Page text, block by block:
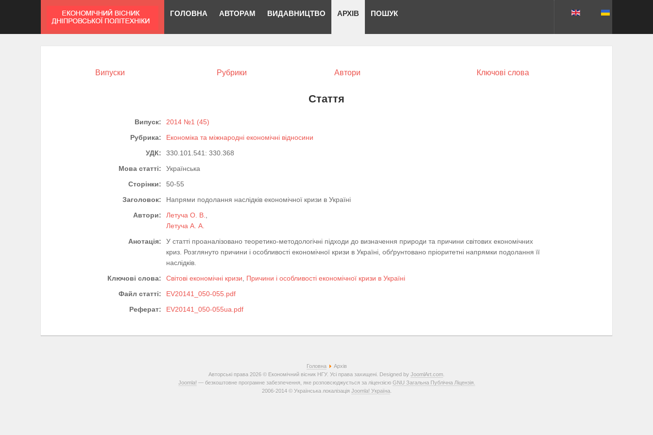
ГОЛОВНА АВТОРАМ ВИДАВНИЦТВО АРХІВ ПОШУК
Випуски Рубрики Автори Ключові слова
Стаття
Випуск:
2014 №1 (45)
Рубрика:
Економіка та міжнародні економічні відносини
УДК:
330.101.541: 330.368
Мова статті:
Українська
Сторінки:
50-55
Заголовок:
Напрями подолання наслідків економічної кризи в Україні
Автори:
Летуча О. В.
Летуча А. А.
Анотація:
У статті проаналізовано теоретико-методологічні підходи до визначення природи та причини світових економічних
криз. Розглянуто причини і особливості економічної кризи в Україні, обґрунтовано пріоритетні напрямки подолання її
наслідків.
Ключові слова:
Світові економічні кризи
Причини і особливості економічної кризи в Україні
Файл статті:
EV20141_050-055.pdf
Реферат:
EV20141_050-055ua.pdf
Головна
Архів
Авторські права 2026 © Економічний вісник НГУ. Усі права захищені. Designed by JoomlArt.com
Joomla! — безкоштовне програмне забезпечення, яке розповсюджується за ліцензією GNU Загальна Публічна Ліцензія.
2006-2014 © Українська локалізація Joomla! Україна